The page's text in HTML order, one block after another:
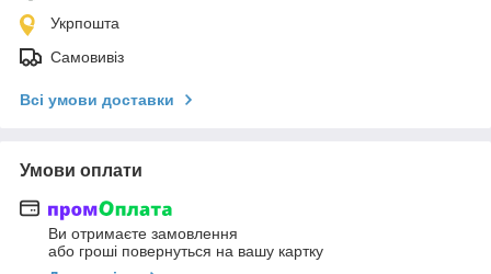
Укрпошта
Самовивіз
Всі умови доставки
Умови оплати
Ви отримаєте замовлення
або гроші повернуться на вашу картку